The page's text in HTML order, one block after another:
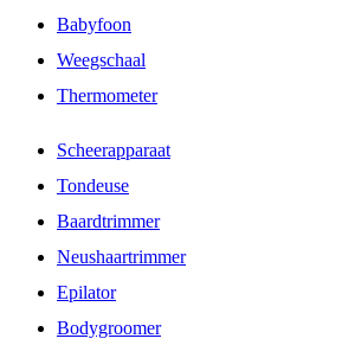
Babyfoon
Weegschaal
Thermometer
Scheerapparaat
Tondeuse
Baardtrimmer
Neushaartrimmer
Epilator
Bodygroomer